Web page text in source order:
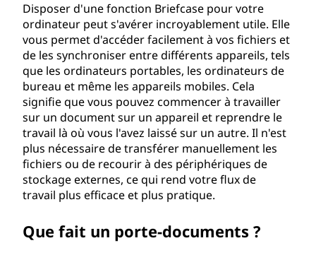
Disposer d'une fonction Briefcase pour votre
ordinateur peut s'avérer incroyablement utile. Elle
vous permet d'accéder facilement à vos fichiers et
de les synchroniser entre différents appareils, tels
que les ordinateurs portables, les ordinateurs de
bureau et même les appareils mobiles. Cela
signifie que vous pouvez commencer à travailler
sur un document sur un appareil et reprendre le
travail là où vous l'avez laissé sur un autre. Il n'est
plus nécessaire de transférer manuellement les
fichiers ou de recourir à des périphériques de
stockage externes, ce qui rend votre flux de
travail plus efficace et plus pratique.
Que fait un porte-documents ?